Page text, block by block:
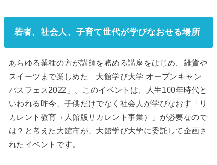
若者、社会人、子育て世代が学びなおせる場所
あらゆる業種の方が講師を務める講座をはじめ、雑貨や
スイーツまで楽しめた「大館学び大学 オープンキャン
パスフェス2022」。このイベントは、人生100年時代と
いわれる昨今、子供だけでなく社会人が学びなおす「リ
カレント教育（大館版リカレント事業）」が必要なので
は？と考えた大館市が、大館学び大学に委託して企画さ
れたイベントです。